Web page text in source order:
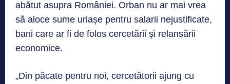
abătut asupra României. Orban nu ar mai vrea
să aloce sume uriașe pentru salarii nejustificate,
bani care ar fi de folos cercetării și relansării
economice.
„Din păcate pentru noi, cercetătorii ajung cu